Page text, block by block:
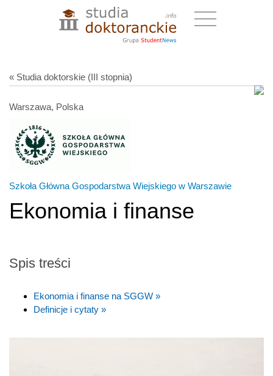
« Studia doktorskie (III stopnia)
Warszawa, Polska
Szkoła Główna Gospodarstwa Wiejskiego w Warszawie
Ekonomia i finanse
Spis treści
Ekonomia i finanse na SGGW »
Definicje i cytaty »